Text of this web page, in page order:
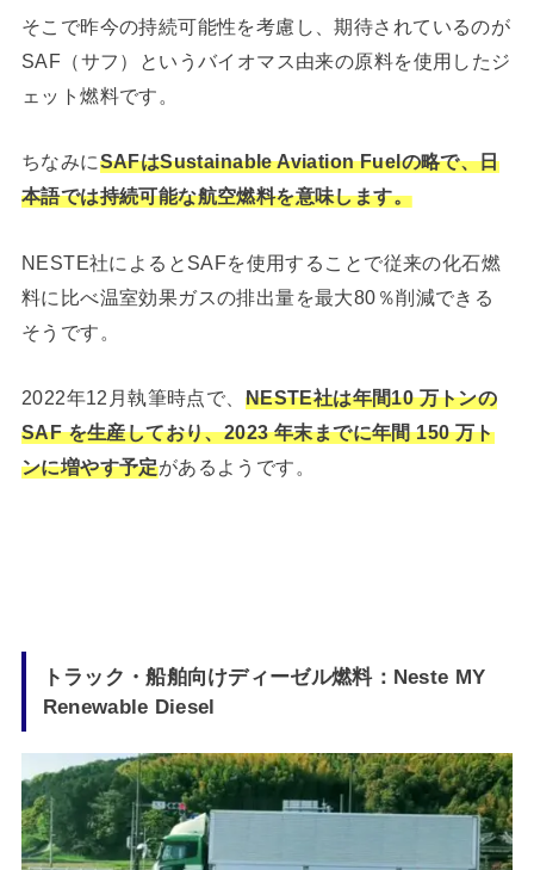
そこで昨今の持続可能性を考慮し、期待されているのが
SAF（サフ）というバイオマス由来の原料を使用したジ
ェット燃料です。
ちなみにSAFはSustainable Aviation Fuelの略で、日
本語では持続可能な航空燃料を意味します。
NESTE社によるとSAFを使用することで従来の化石燃
料に比べ温室効果ガスの排出量を最大80％削減できる
そうです。
2022年12月執筆時点で、 NESTE社は年間10 万トンの
SAF を生産しており、2023 年末までに年間 150 万ト
ンに増やす予定があるようです。
トラック・船舶向けディーゼル燃料：Neste MY
Renewable Diesel